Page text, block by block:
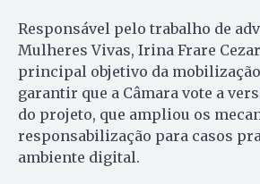
Responsável pelo trabalho de
Mulheres Vivas, Irina Frare
principal objetivo da
garantir que a Câmara vote a
do projeto, que ampliou os
responsabilização para casos
ambiente digital.